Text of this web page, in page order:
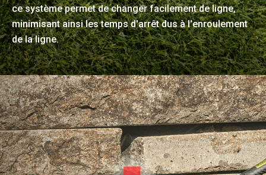
ce système permet de changer facilement de ligne,
minimisant ainsi les temps d'arrêt dus à l'enroulement
de la ligne.